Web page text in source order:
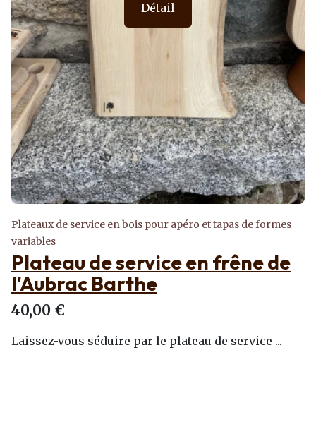
Détail
Plateaux de service en bois pour apéro et tapas de formes
variables
Plateau de service en frêne de
l'Aubrac Barthe
40,00 €
Laissez-vous séduire par le plateau de service ...